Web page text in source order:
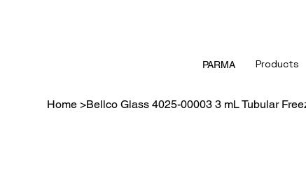
Products
PARMA
Home >Bellco Glass 4025-00003 3 mL Tubular